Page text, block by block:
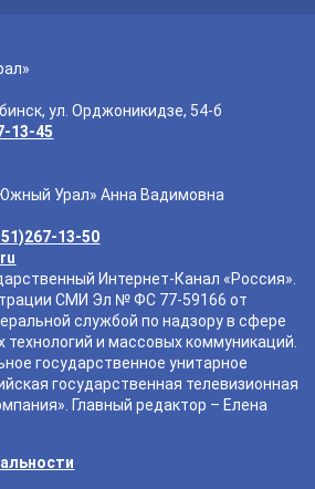
ул. Орджоникидзе, 54-б
13-45
Урал» Анна Вадимовна
13-50
Интернет-Канал «Россия».
СМИ Эл № ФС 77-59166 от
службой по надзору в сфере
и массовых коммуникаций.
государственное унитарное
государственная телевизионная
Главный редактор – Елена